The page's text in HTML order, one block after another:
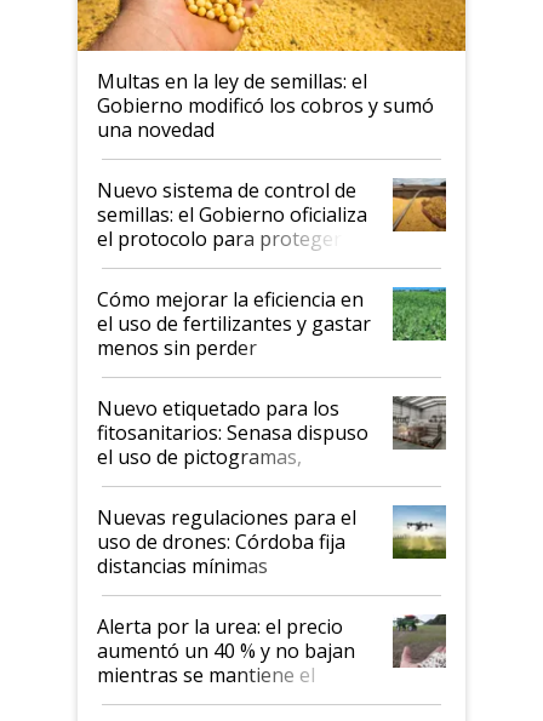
Multas en la ley de semillas: el
Gobierno modificó los cobros y sumó
una novedad
Nuevo sistema de control de
semillas: el Gobierno oficializa
el protocolo para proteger la
propiedad intelectual
Cómo mejorar la eficiencia en
el uso de fertilizantes y gastar
menos sin perder
productividad en la campaña
fina
Nuevo etiquetado para los
fitosanitarios: Senasa dispuso
el uso de pictogramas,
palabras de advertencia e
indicaciones
Nuevas regulaciones para el
uso de drones: Córdoba fija
distancias mínimas
Alerta por la urea: el precio
aumentó un 40 % y no bajan
mientras se mantiene el
conflicto en Medio Oriente